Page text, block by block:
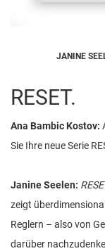
JANINE
RESET.
Ana Bambic Kostov:
Sie Ihre neue Serie
Janine Seelen:
zeigt
Reglern – also von
darüber